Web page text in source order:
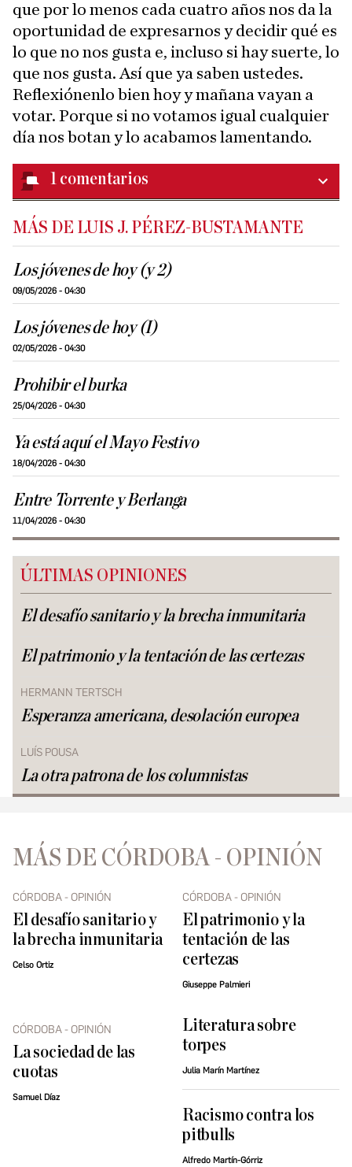
que por lo menos cada cuatro años nos da la
oportunidad de expresarnos y decidir qué es
lo que no nos gusta e, incluso si hay suerte, lo
que nos gusta. Así que ya saben ustedes.
Reflexiónenlo bien hoy y mañana vayan a
votar. Porque si no votamos igual cualquier
día nos botan y lo acabamos lamentando.
1 comentarios
MÁS DE LUIS J. PÉREZ-BUSTAMANTE
Los jóvenes de hoy (y 2)
09/05/2026 - 04:30
Los jóvenes de hoy (I)
02/05/2026 - 04:30
Prohibir el burka
25/04/2026 - 04:30
Ya está aquí el Mayo Festivo
18/04/2026 - 04:30
Entre Torrente y Berlanga
11/04/2026 - 04:30
ÚLTIMAS OPINIONES
El desafío sanitario y la brecha inmunitaria
El patrimonio y la tentación de las certezas
HERMANN TERTSCH
Esperanza americana, desolación europea
LUÍS POUSA
La otra patrona de los columnistas
MÁS DE CÓRDOBA - OPINIÓN
CÓRDOBA - OPINIÓN
El desafío sanitario y
la brecha inmunitaria
Celso Ortiz
CÓRDOBA - OPINIÓN
El patrimonio y la
tentación de las
certezas
Giuseppe Palmieri
CÓRDOBA - OPINIÓN
La sociedad de las
cuotas
Samuel Díaz
Literatura sobre
torpes
Julia Marín Martínez
Racismo contra los
pitbulls
Alfredo Martín-Górriz